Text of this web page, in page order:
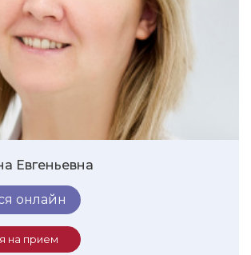
Евгеньевна
онлайн
на прием